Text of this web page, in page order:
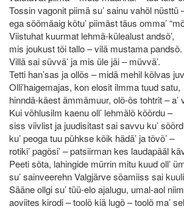
Tossin vagonit piimä su’ sainu vahõl nüsttü
ega söömäaig kõtu’ piimäst täus omma’
Viistuhat kuurmat lehmä-külealust andsõ’,
mis joukust tõi tallo – vilä mustama pandsõ.
Villä sai süvvä’ ja mis üle jäi – müvvä’.
Tetti han’sas ja ollõs – midä mehil kõlvas
Olli’haigemajas, kon elosit ilmma tuud satu,
hinndä-käest ämmämuur, olõ-õs tohtrit – a’
Kui võhlusilm kaenu oll’ lehmälõ kõõrdu –
siss viivlist ja juudisitast sai savvu ku’
ku’ peoga tuu pühkse kõik hädä’ ja tõvõ’ –
rotiki’ pagõsi’ – patsiirman kes laudapääl
Peeti sõta, lahingide mürrin mitu kuud oll’
su’ sainveerehn Valgjärve sõamiiss sai
Sääne ollgi su’ tüü-elo ajalugu, umal-aol
aoviites kirodi – toolõ kiä lugõ – toolõ ma’